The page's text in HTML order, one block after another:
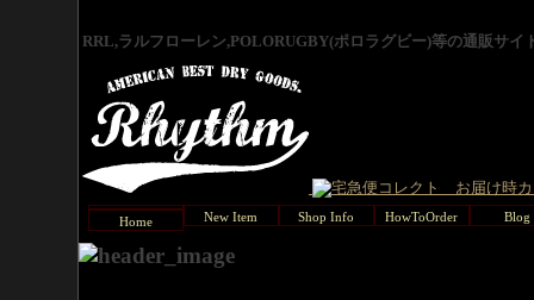
RRL,ラルフローレン,POLORUGBY(ポロラグビー)等の通販サ
Home New Item Shop Info HowToOrder Blog